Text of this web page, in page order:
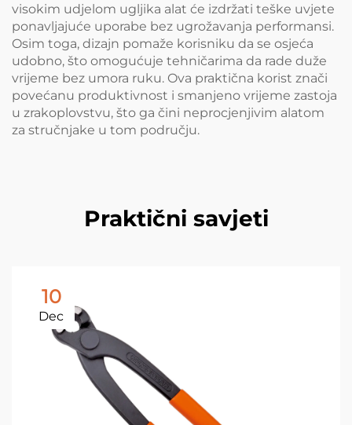
visokim udjelom ugljika alat će izdržati teške uvjete
ponavljajuće uporabe bez ugrožavanja performansi.
Osim toga, dizajn pomaže korisniku da se osjeća
udobno, što omogućuje tehničarima da rade duže
vrijeme bez umora ruku. Ova praktična korist znači
povećanu produktivnost i smanjeno vrijeme zastoja
u zrakoplovstvu, što ga čini neprocjenjivim alatom
za stručnjake u tom području.
Praktični savjeti
10
Dec